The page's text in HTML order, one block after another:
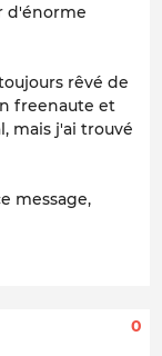
d'énorme
rêvé de
freenaute et
mais j'ai trouvé
message,
0